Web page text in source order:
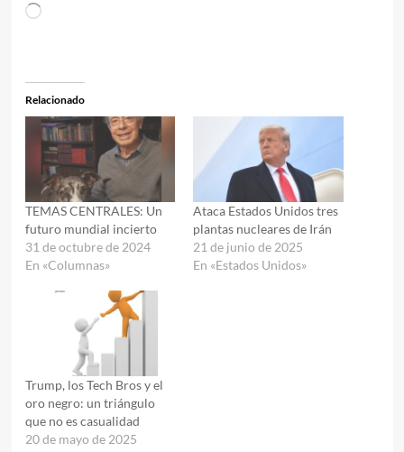
Cargando...
Relacionado
TEMAS CENTRALES: Un
futuro mundial incierto
31 de octubre de 2024
En «Columnas»
Ataca Estados Unidos tres
plantas nucleares de Irán
21 de junio de 2025
En «Estados Unidos»
Trump, los Tech Bros y el
oro negro: un triángulo
que no es casualidad
20 de mayo de 2025